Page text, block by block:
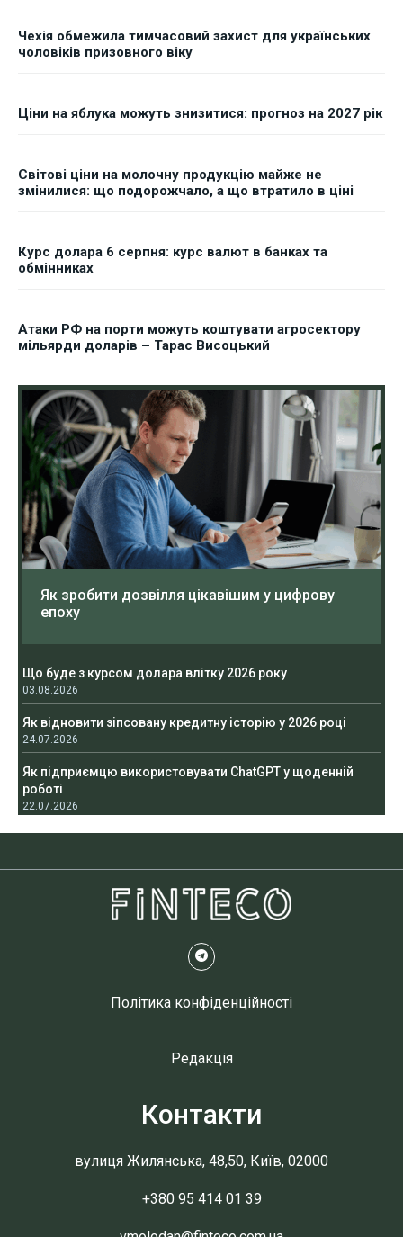
Чехія обмежила тимчасовий захист для українських
чоловіків призовного віку
Ціни на яблука можуть знизитися: прогноз на 2027 рік
Світові ціни на молочну продукцію майже не
змінилися: що подорожчало, а що втратило в ціні
Курс долара 6 серпня: курс валют в банках та
обмінниках
Атаки РФ на порти можуть коштувати агросектору
мільярди доларів – Тарас Висоцький
Як зробити дозвілля цікавішим у цифрову
епоху
Що буде з курсом долара влітку 2026 року
03.08.2026
Як відновити зіпсовану кредитну історію у 2026 році
24.07.2026
Як підприємцю використовувати ChatGPT у щоденній
роботі
22.07.2026
Політика конфіденційності
Редакція
Контакти
вулиця Жилянська, 48,50, Київ, 02000
+380 95 414 01 39